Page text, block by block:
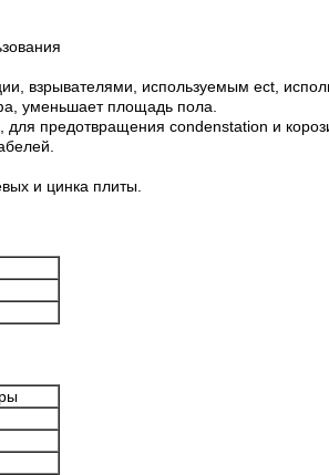
взрывателями, используемым ect,
уменьшает площадь пола.
для предотвращения condenstation и
и цинка плиты.